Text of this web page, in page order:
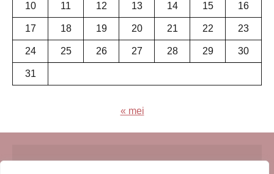
10 11 12 13 14 15 16
17 18 19 20 21 22 23
24 25 26 27 28 29 30
31
« mei